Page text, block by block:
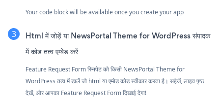
Your code block will be available once you create your app
Html में जोड़ें या NewsPortal Theme for WordPress संपादक
में कोड तत्व एम्बेड करें
Feature Request Form स्निपेट को किसी NewsPortal Theme for
WordPress तत्व में डालें जो html या एम्बेड कोड स्वीकार करता है। सहेजें, लाइव पृष्ठ
देखें, और आपका Feature Request Form दिखाई देगा!